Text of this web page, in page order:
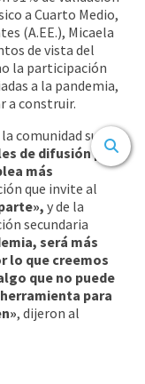
a Cuarto Medio,
(A.EE.), Micaela
de vista del
la participación
a la pandemia,
a construir.
comunidad su
de difusión para
más
que invite al
y de la
secundaria
será más
lo que creemos
que no puede
para
, dijeron al